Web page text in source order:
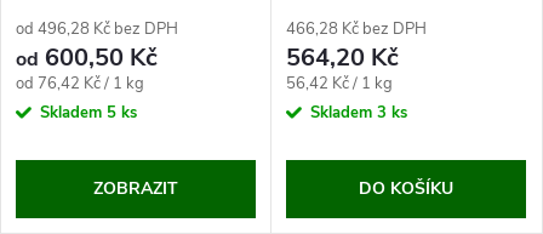
od 496,28 Kč bez DPH
od 600,50 Kč
Měrná
cena:
od 76,42 Kč / 1 kg
Skladem 5 ks
ZOBRAZIT
466,28 Kč bez DPH
564,20 Kč
Měrná
cena:
56,42 Kč / 1 kg
Skladem 3 ks
DO KOŠÍKU